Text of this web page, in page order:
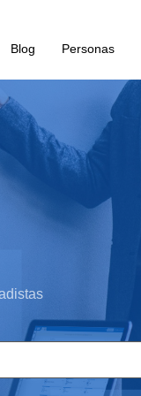
Blog Personas